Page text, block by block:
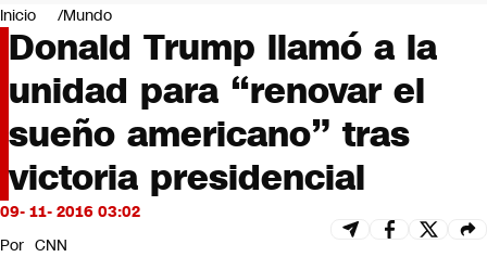
Negocios
Deportes
Programas completos
Cultura
Servicios
Bits
CNN tiempo
Futuro 360
Inicio Mundo
Donald Trump llamó a la
unidad para “renovar el
sueño americano” tras
victoria presidencial
09- 11- 2016 03:02
Por CNN